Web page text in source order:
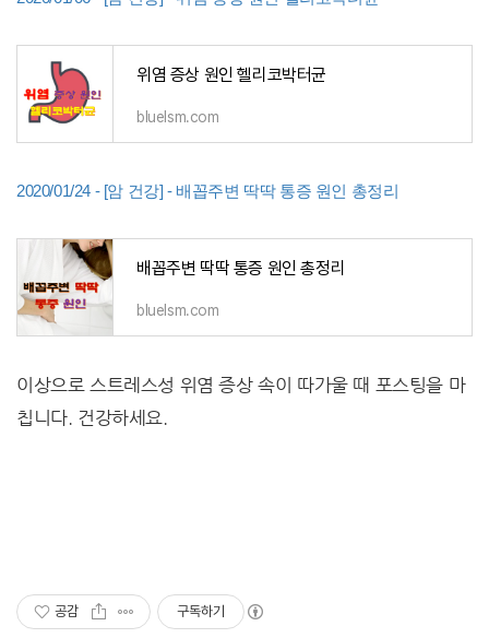
위염 증상 원인 헬리코박터균
bluelsm.com
2020/01/24 - [암 건강] - 배꼽주변 딱딱 통증 원인 총정리
배꼽주변 딱딱 통증 원인 총정리
bluelsm.com
이상으로 스트레스성 위염 증상 속이 따가울 때 포스팅을 마
칩니다. 건강하세요.
공감 구독하기